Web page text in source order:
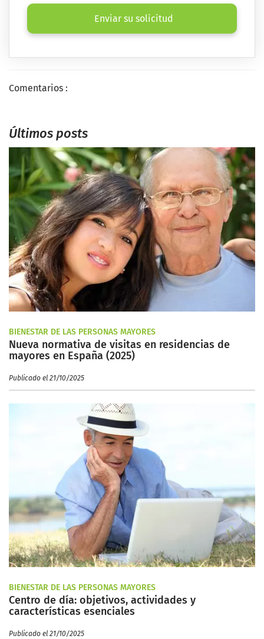
Enviar su solicitud
Comentarios :
Últimos posts
BIENESTAR DE LAS PERSONAS MAYORES
Nueva normativa de visitas en residencias de
mayores en España (2025)
Publicado el 21/10/2025
BIENESTAR DE LAS PERSONAS MAYORES
Centro de día: objetivos, actividades y
características esenciales
Publicado el 21/10/2025